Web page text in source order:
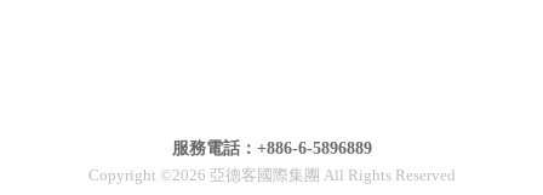
服務電話：+886-6-5896889
Copyright ©2026 亞德客國際集團 All Rights Reserved